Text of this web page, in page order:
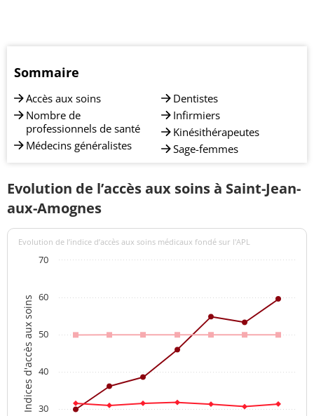
Sommaire
Accès aux soins
Nombre de
professionnels de santé
Médecins généralistes
Dentistes
Infirmiers
Kinésithérapeutes
Sage-femmes
Evolution de l’accès aux soins à Saint-Jean-
aux-Amognes
Indices d'accès aux soins
Evolution de l’indice d’accès aux soins médicaux fondé sur l'APL
30
40
50
60
70